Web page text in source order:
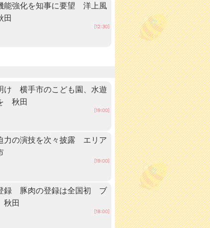
能強化を知事に要望 洋上風
田
[12:30]
け 横手市のこども園、水遊
秋田
[19:00]
力の演技を次々披露 エリア
[19:00]
録 豚肉の登録は全国初 ブ
秋田
[18:00]